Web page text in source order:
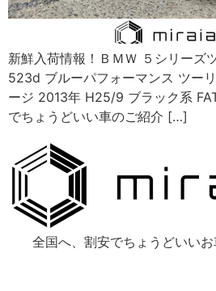
新鮮入荷情報！ＢＭＷ ５シリーズ
523d ブルーパフォーマンス ツー
ージ 2013年 H25/9 ブラック系
でちょうどいい車のご紹介 […]
全国へ、割安でちょうどいいお